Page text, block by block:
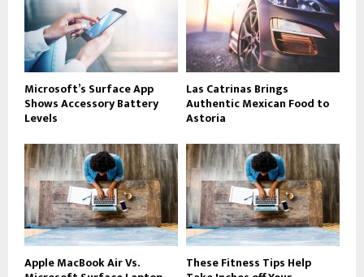
Microsoft’s Surface App
Shows Accessory Battery
Levels
Las Catrinas Brings
Authentic Mexican Food to
Astoria
Apple MacBook Air Vs. These Fitness Tips Help